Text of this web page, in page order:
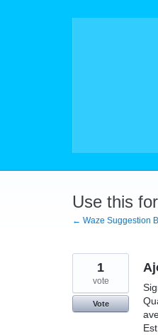
Use this
← Waze Suggestion
1
vote
Vote